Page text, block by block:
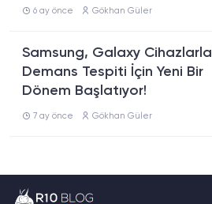
6 ay önce Gökhan Güler
Samsung, Galaxy Cihazlarla
Demans Tespiti İçin Yeni Bir
Dönem Başlatıyor!
7 ay önce Gökhan Güler